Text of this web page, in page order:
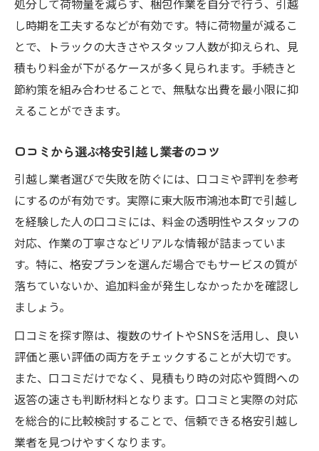
処分して荷物量を減らす、梱包作業を自分で行う、引越
し時期を工夫するなどが有効です。特に荷物量が減るこ
とで、トラックの大きさやスタッフ人数が抑えられ、見
積もり料金が下がるケースが多く見られます。手続きと
節約策を組み合わせることで、無駄な出費を最小限に抑
えることができます。
口コミから選ぶ格安引越し業者のコツ
引越し業者選びで失敗を防ぐには、口コミや評判を参考
にするのが有効です。実際に東大阪市鴻池本町で引越し
を経験した人の口コミには、料金の透明性やスタッフの
対応、作業の丁寧さなどリアルな情報が詰まっていま
す。特に、格安プランを選んだ場合でもサービスの質が
落ちていないか、追加料金が発生しなかったかを確認し
ましょう。
口コミを探す際は、複数のサイトやSNSを活用し、良い
評価と悪い評価の両方をチェックすることが大切です。
また、口コミだけでなく、見積もり時の対応や質問への
返答の速さも判断材料となります。口コミと実際の対応
を総合的に比較検討することで、信頼できる格安引越し
業者を見つけやすくなります。